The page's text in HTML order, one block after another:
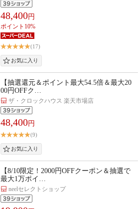
48,400円
ポイント10%
(17)
【抽選還元＆ポイント最大54.5倍＆最大20
00円OFFク…
ザ・クロックハウス 楽天市場店
48,400円
(9)
【8/10限定！2000円OFFクーポン＆抽選で
最大1万ポイ…
neelセレクトショップ